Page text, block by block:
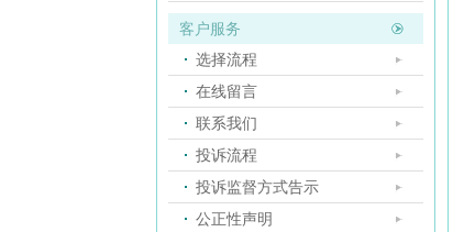
客户服务
选择流程
在线留言
联系我们
投诉流程
投诉监督方式告示
公正性声明